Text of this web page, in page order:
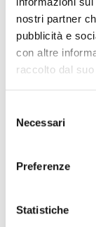
nostri partner
pubblicità e
con altre
raccolto dal
delNecessari
Preferenze
Statistiche